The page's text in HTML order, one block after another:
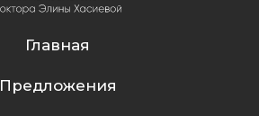
Главная
Предложения